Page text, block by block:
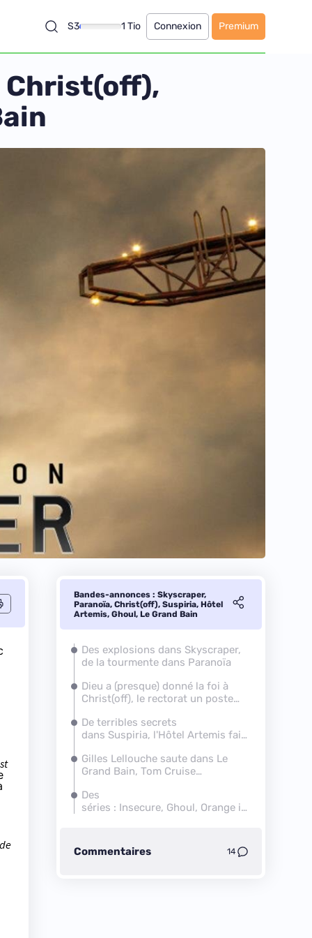
S3 1 Tio Connexion Premium
Christ(off),
Bandes-annonces : Skyscraper,
Paranoïa, Christ(off), Suspiria, Hôtel
Artemis, Ghoul, Le Grand Bain
Des explosions dans Skyscraper,
de la tourmente dans Paranoïa
Dieu a (presque) donné la foi à
Christ(off), le rectorat un poste
De terribles secrets
dans Suspiria, l'Hôtel Artemis fait
Gilles Lellouche saute dans Le
Grand Bain, Tom Cruise
Des
séries : Insecure, Ghoul, Orange is
Commentaires 14